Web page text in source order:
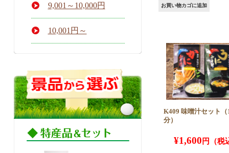
9,001～10,000円
10,001円～
お買い物カゴに追加
K409 味噌汁セット（
分）
¥1,600